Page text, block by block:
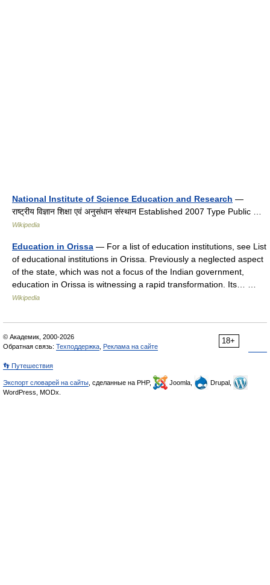
National Institute of Science Education and Research —
राष्ट्रीय विज्ञान शिक्षा एवं अनुसंधान संस्थान Established 2007 Type Public …
Wikipedia
Education in Orissa — For a list of education institutions, see List
of educational institutions in Orissa. Previously a neglected aspect
of the state, which was not a focus of the Indian government,
education in Orissa is witnessing a rapid transformation. Its… …
Wikipedia
18+
© Академик, 2000-2026
Обратная связь: Техподдержка Реклама на сайте
👣 Путешествия
Экспорт словарей на сайты , сделанные на PHP, Joomla,
Drupal,
WordPress, MODx.